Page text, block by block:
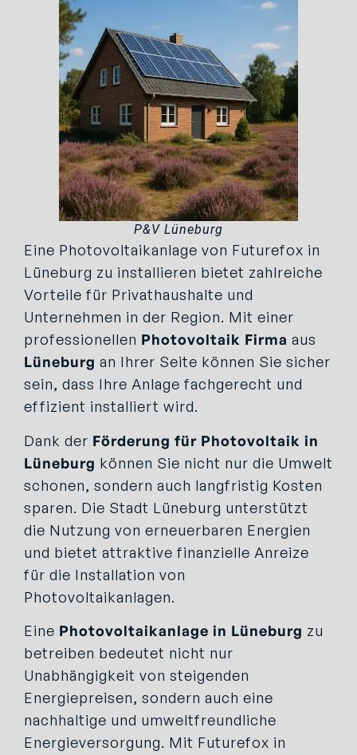
P&V Lüneburg
Eine Photovoltaikanlage von Futurefox in
Lüneburg zu installieren bietet zahlreiche
Vorteile für Privathaushalte und
Unternehmen in der Region. Mit einer
professionellen Photovoltaik Firma aus
Lüneburg an Ihrer Seite können Sie sicher
sein, dass Ihre Anlage fachgerecht und
effizient installiert wird.
Dank der Förderung für Photovoltaik in
Lüneburg können Sie nicht nur die Umwelt
schonen, sondern auch langfristig Kosten
sparen. Die Stadt Lüneburg unterstützt
die Nutzung von erneuerbaren Energien
und bietet attraktive finanzielle Anreize
für die Installation von
Photovoltaikanlagen.
Eine Photovoltaikanlage in Lüneburg zu
betreiben bedeutet nicht nur
Unabhängigkeit von steigenden
Energiepreisen, sondern auch eine
nachhaltige und umweltfreundliche
Energieversorgung. Mit Futurefox in